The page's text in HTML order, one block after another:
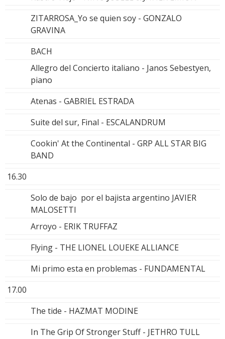
ZITARROSA_Yo se quien soy - GONZALO
GRAVINA
BACH
Allegro del Concierto italiano - Janos Sebestyen,
piano
Atenas - GABRIEL ESTRADA
Suite del sur, Final - ESCALANDRUM
Cookin' At the Continental - GRP ALL STAR BIG
BAND
16.30
Solo de bajo por el bajista argentino JAVIER
MALOSETTI
Arroyo - ERIK TRUFFAZ
Flying - THE LIONEL LOUEKE ALLIANCE
Mi primo esta en problemas - FUNDAMENTAL
17.00
The tide - HAZMAT MODINE
In The Grip Of Stronger Stuff - JETHRO TULL